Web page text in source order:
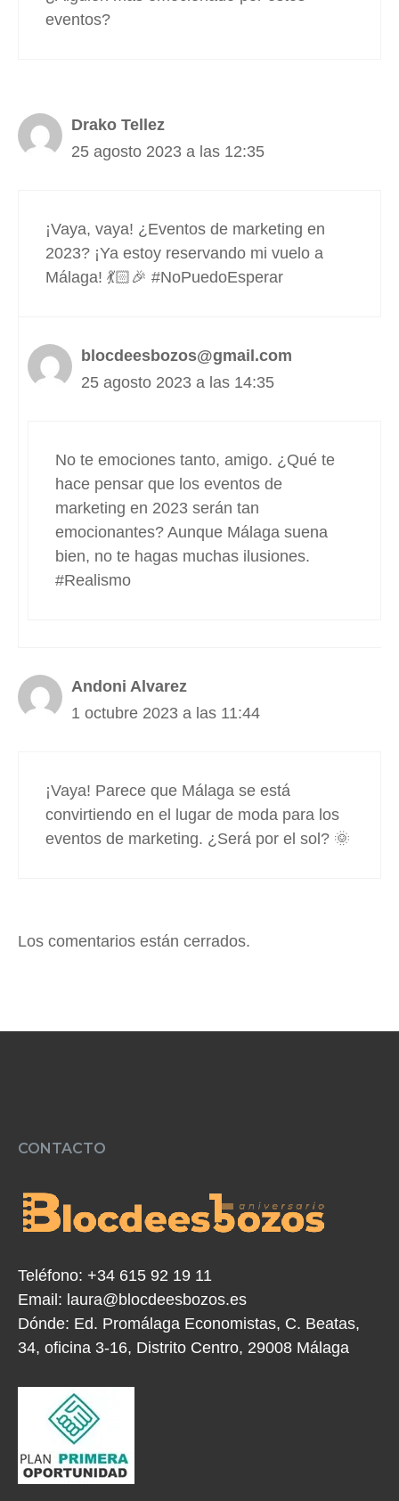
eventos?
Drako Tellez
25 agosto 2023 a las 12:35
¡Vaya, vaya! ¿Eventos de marketing en
2023? ¡Ya estoy reservando mi vuelo a
Málaga! 💃🏻🎉 #NoPuedoEsperar
blocdeesbozos@gmail.com
25 agosto 2023 a las 14:35
No te emociones tanto, amigo. ¿Qué te
hace pensar que los eventos de
marketing en 2023 serán tan
emocionantes? Aunque Málaga suena
bien, no te hagas muchas ilusiones.
#Realismo
Andoni Alvarez
1 octubre 2023 a las 11:44
¡Vaya! Parece que Málaga se está
convirtiendo en el lugar de moda para los
eventos de marketing. ¿Será por el sol? 🌞
Los comentarios están cerrados.
CONTACTO
Teléfono: +34 615 92 19 11
Email: laura@blocdeesbozos.es
Dónde: Ed. Promálaga Economistas, C. Beatas,
34, oficina 3-16, Distrito Centro, 29008 Málaga